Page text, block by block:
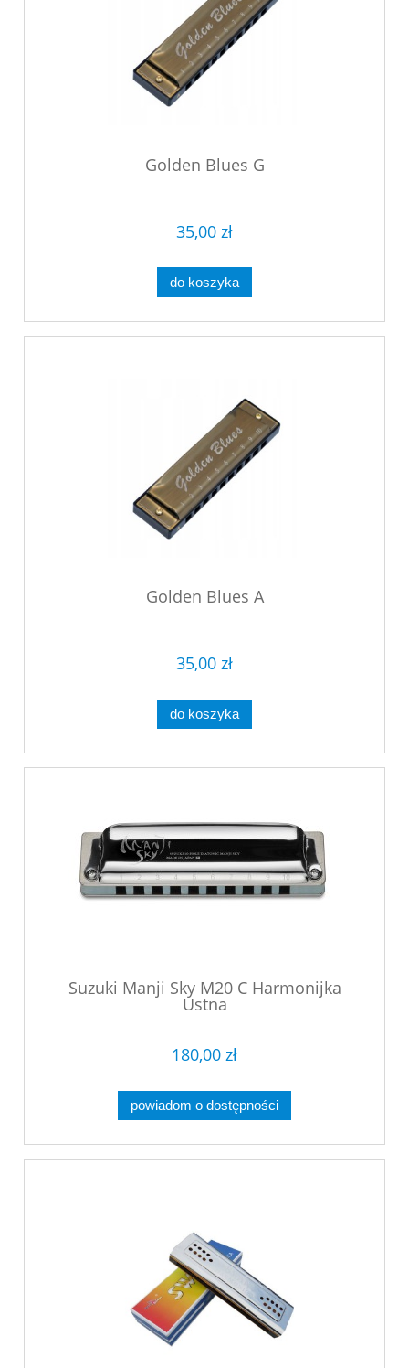
Golden Blues G
35,00 zł
do koszyka
Golden Blues A
35,00 zł
do koszyka
Suzuki Manji Sky M20 C Harmonijka
Ustna
180,00 zł
powiadom o dostępności